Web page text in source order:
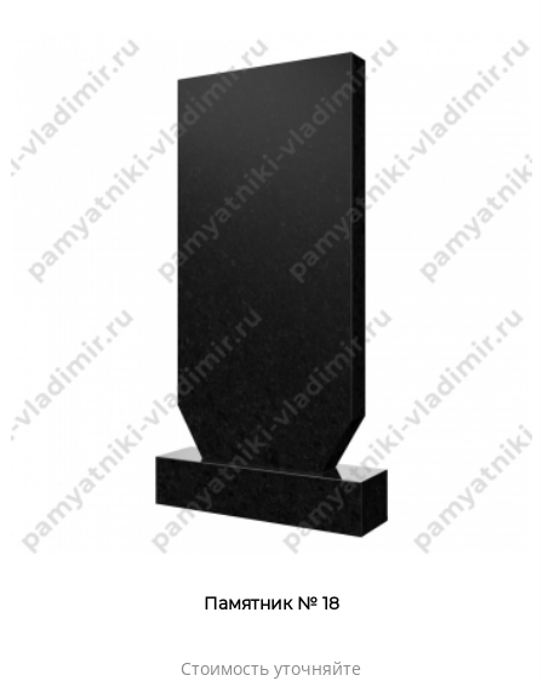
Памятник № 18
Стоимость уточняйте